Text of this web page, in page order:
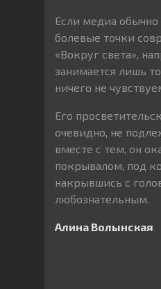
Если медиа обычно
болевые точки
«Вокруг света»,
занимается лишь
ничего не
Его
очевидно, не
вместе с тем, он
покрывалом, под
накрывшись с
любознательным.
Алина Волынская